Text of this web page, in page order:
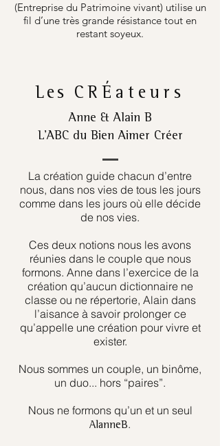
(Entreprise du Patrimoine vivant) utilise un
fil d’une très grande résistance tout en
restant soyeux.
Les CRÉateurs
Anne & Alain B
L’ABC du Bien Aimer Créer
La création guide chacun d’entre
nous, dans nos vies de tous les jours
comme dans les jours où elle décide
de nos vies.
Ces deux notions nous les avons
réunies dans le couple que nous
formons. Anne dans l’exercice de la
création qu’aucun dictionnaire ne
classe ou ne répertorie, Alain dans
l’aisance à savoir prolonger ce
qu’appelle une création pour vivre et
exister.
Nous sommes un couple, un binôme,
un duo... hors “paires”.
Nous ne formons qu’un et un seul
AlanneB.